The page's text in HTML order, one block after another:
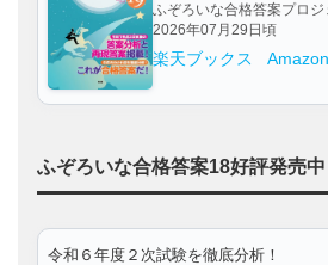
ふぞろいな合格答案プロ
2026年07月29日頃
楽天ブックス Amazon
ふぞろいな合格答案18好評発売中
令和６年度２次試験を徹底分析！